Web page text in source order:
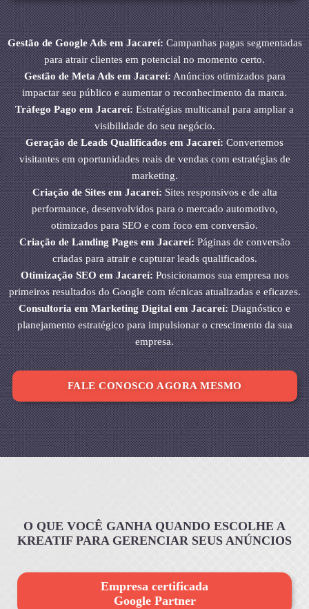
Gestão de Google Ads em Jacareí:Campanhas pagas segmentadas
para atrair clientes em potencial no momento certo.
Gestão de Meta Ads em Jacareí:Anúncios otimizados para
impactar seu público e aumentar o reconhecimento da marca.
Tráfego Pago em Jacareí:Estratégias multicanal para ampliar a
visibilidade do seu negócio.
Geração de Leads Qualificados em Jacareí:Convertemos
visitantes em oportunidades reais de vendas com estratégias de
marketing.
Criação de Sites em Jacareí:Sites responsivos e de alta
performance, desenvolvidos para o mercado automotivo,
otimizados para SEO e com foco em conversão.
Criação de Landing Pages em Jacareí:Páginas de conversão
criadas para atrair e capturar leads qualificados.
Otimização SEO em Jacareí:Posicionamos sua empresa nos
primeiros resultados do Google com técnicas atualizadas e eficazes.
Consultoria em Marketing Digital em Jacareí:Diagnóstico e
planejamento estratégico para impulsionar o crescimento da sua
empresa.
FALE CONOSCO AGORA MESMO
O QUE VOCÊ GANHA QUANDO ESCOLHE A
KREATIF PARA GERENCIAR SEUS ANÚNCIOS
Empresa certificada
Google Partner